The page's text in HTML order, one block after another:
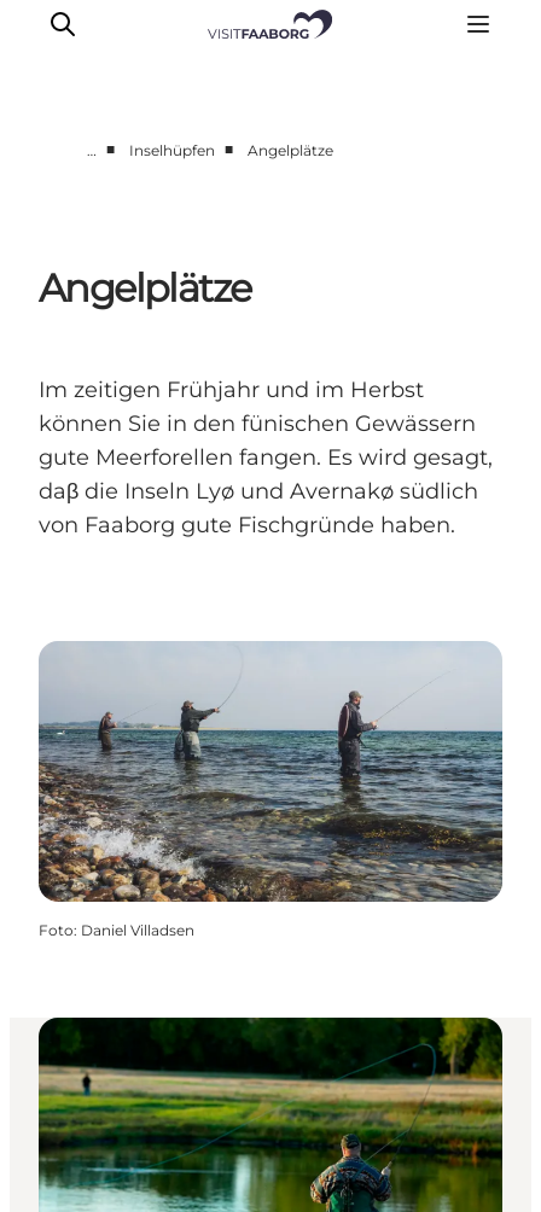
Erlebnisse
Inselhüpfen
Kalender
… ■ Inselhüpfen ■ Angelplätze
Angelplätze
Im zeitigen Frühjahr und im Herbst
können Sie in den fünischen Gewässern
gute Meerforellen fangen. Es wird gesagt,
daβ die Inseln Lyø und Avernakø südlich
von Faaborg gute Fischgründe haben.
Foto: Daniel Villadsen